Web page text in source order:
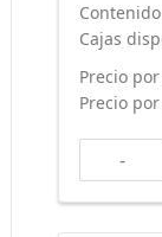
Cajas
Precio
Precio
-